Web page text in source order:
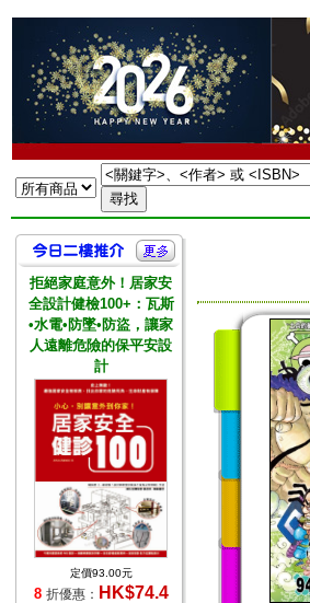
拒絕家庭意外！居家安
全設計健檢100+：瓦斯
•水電•防墜•防盜，讓家
人遠離危險的保平安設
計
定價93.00元
8 折優惠： HK$74.4